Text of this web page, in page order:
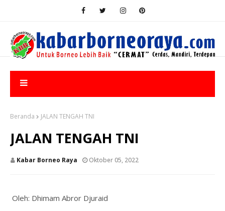
Beranda JALAN TENGAH TNI
JALAN TENGAH TNI
Kabar Borneo Raya Oktober 05, 2022
Oleh: Dhimam Abror Djuraid